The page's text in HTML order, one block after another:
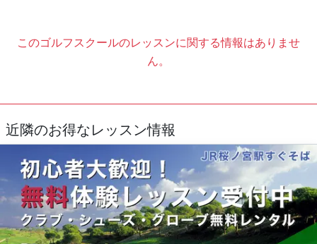
このゴルフスクールのレッスンに関する情報はありませ
ん。
近隣のお得なレッスン情報